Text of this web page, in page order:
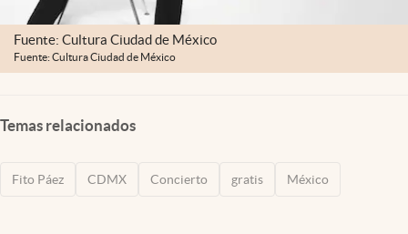
Fuente: Cultura Ciudad de México
Fuente: Cultura Ciudad de México
Temas relacionados
Fito Páez CDMX Concierto gratis México